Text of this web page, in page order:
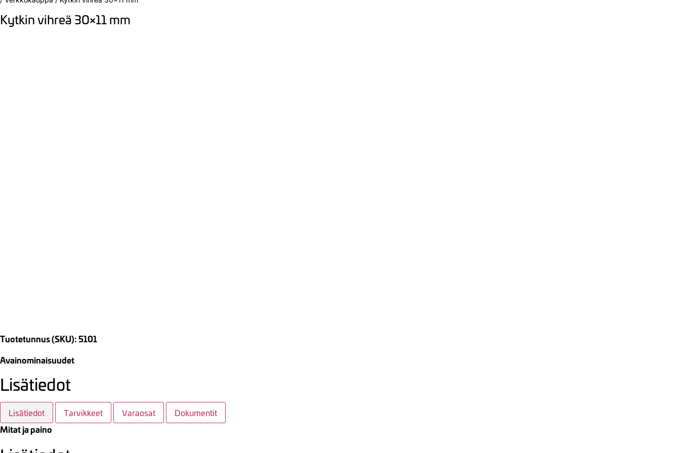
Kytkin vihreä 30×11 mm
Tuotetunnus (SKU): 5101
Avainominaisuudet
Lisätiedot
Lisätiedot Tarvikkeet Varaosat Dokumentit
Mitat ja paino